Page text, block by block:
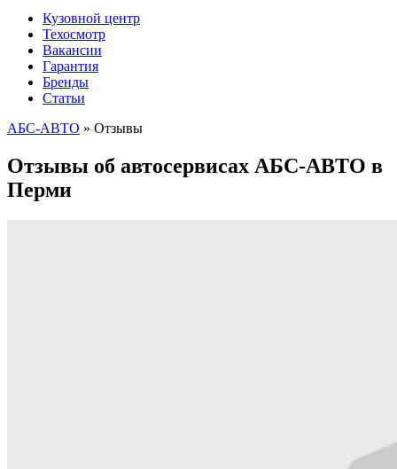
Кузовной центр
Техосмотр
Вакансии
Гарантия
Бренды
Статьи
АБС-АВТО » Отзывы
Отзывы об автосервисах АБС-АВТО в
Перми